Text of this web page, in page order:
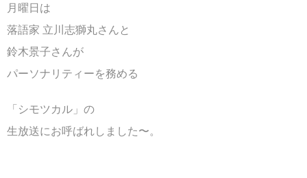
月曜日は
落語家 立川志獅丸さんと
鈴木景子さんが
パーソナリティーを務める
「シモツカル」の
生放送にお呼ばれしました〜。